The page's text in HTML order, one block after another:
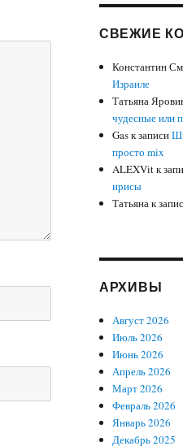
СВЕЖИЕ
Константин
Израиле
Татьяна
чудесные или
Gasк записи
просто mix
ALEXVitк
ирисы
Татьянак
АРХИВЫ
Август 2026
Июль 2026
Июнь 2026
Апрель 2026
Март 2026
Февраль 2026
Январь 2026
Декабрь 2025